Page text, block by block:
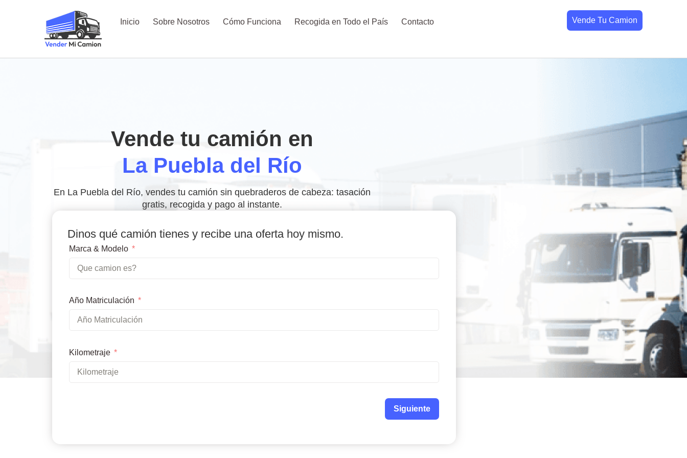
Inicio Sobre Nosotros Cómo Funciona Recogida en Todo el País Contacto Vende Tu Camion
Vende tu camión en
La Puebla del Río
En La Puebla del Río, vendes tu camión sin quebraderos de cabeza: tasación
gratis, recogida y pago al instante.
Dinos qué camión tienes y recibe una oferta hoy mismo.
Marca & Modelo
Año Matriculación
Kilometraje
Siguiente